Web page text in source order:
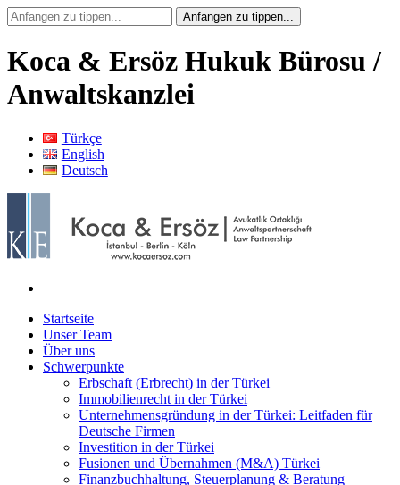
Koca & Ersöz Hukuk Bürosu /
Anwaltskanzlei
Türkçe
English
Deutsch
Startseite
Unser Team
Über uns
Schwerpunkte
Erbschaft (Erbrecht) in der Türkei
Immobilienrecht in der Türkei
Unternehmensgründung in der Türkei: Leitfaden für
Deutsche Firmen
Investition in der Türkei
Fusionen und Übernahmen (M&A) Türkei
Finanzbuchhaltung, Steuerplanung & Beratung